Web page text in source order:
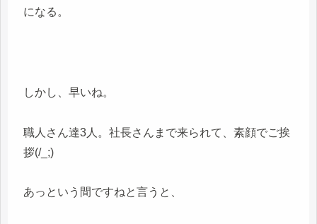
になる。
しかし、早いね。
職人さん達3人。社長さんまで来られて、素顔でご挨
拶(/_;)
あっという間ですねと言うと、